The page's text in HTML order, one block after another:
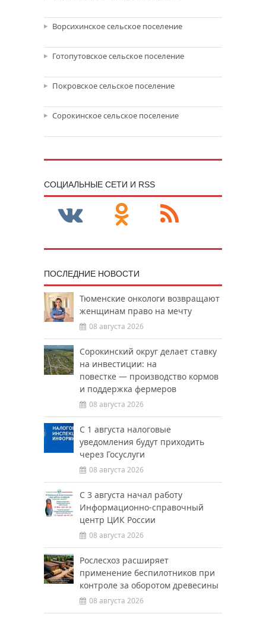
Ворсихинское сельское поселение
Готопутовское сельское поселение
Покровское сельское поселение
Сорокинское сельское поселение
CОЦИАЛЬНЫЕ СЕТИ И RSS
ПОСЛЕДНИЕ НОВОСТИ
Тюменские онкологи возвращают
женщинам право на мечту
08 августа 2026
Сорокинский округ делает ставку
на инвестиции: на
повестке — производство кормов
и поддержка фермеров
08 августа 2026
С 1 августа налоговые
уведомления будут приходить
через Госуслуги
08 августа 2026
С 3 августа начал работу
Информационно-справочный
центр ЦИК России
08 августа 2026
Рослесхоз расширяет
применение беспилотников при
контроле за оборотом древесины
08 августа 2026